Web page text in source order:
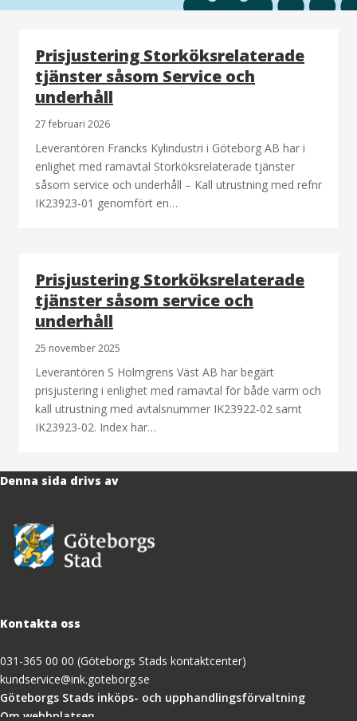
Prisjustering Storköksrelaterade
tjänster såsom Service och
underhåll
27 februari 2026
Leverantören Francks Kylindustri i Göteborg AB har i
enlighet med ramavtal Storköksrelaterade tjänster
såsom service och underhåll – Kall utrustning med refnr
IK23923-01 genomfört en…
Prisjustering Storköksrelaterade
tjänster såsom service och
underhåll
25 november 2025
Leverantören S Holmgrens Väst AB har begärt
prisjustering i enlighet med ramavtal för både varm och
kall utrustning med avtalsnummer IK23922-02 samt
IK23923-02. Index har…
Denna sida drivs av
Kontakta oss
031-365 00 00 (Göteborgs Stads kontaktcenter)
kundservice@ink.goteborg.se
Göteborgs Stads inköps- och upphandlingsförvaltning(öppnas
Om webbplatsen